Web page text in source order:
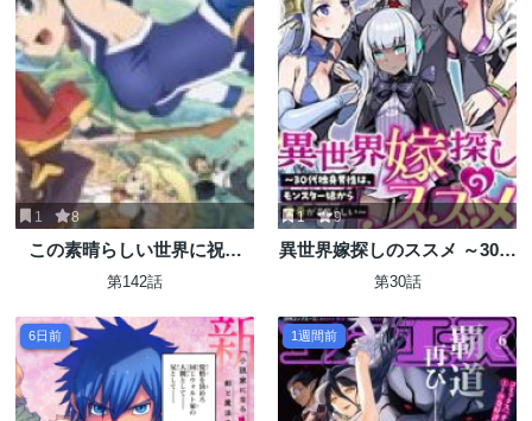
1 8
この素晴らしい世界に祝福
を！
第142話
1 9
異世界嫁探しのススメ ～30代
独身男性は、モンスター娘か
第30話
6日前 1週間前